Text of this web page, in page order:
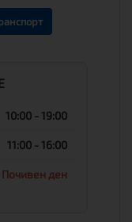
10:00 - 19:00
11:00 - 16:00
Почивен ден